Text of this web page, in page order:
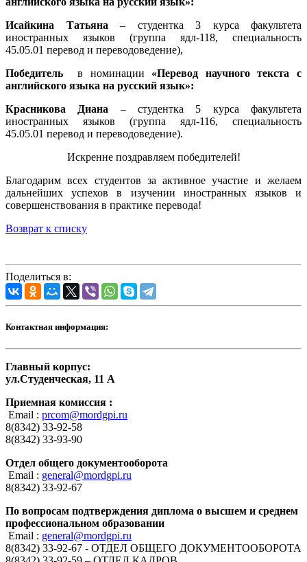
Исайкина Татьяна – студентка 3 курса факультета
иностранных языков (группа ядл-118, специальность
45.05.01 перевод и переводоведение),
Победитель
в номинации «Перевод научного текста с
английского языка на русский язык»:
Красникова Диана – студентка 5 курса факультета
иностранных языков (группа ядл-116, специальность
45.05.01 перевод и переводоведение).
Искренне поздравляем победителей!
Благодарим всех студентов за активное участие и желаем
дальнейших успехов в изучении иностранных языков и
совершенствования в практике перевода!
Возврат к списку
Поделиться в:
Контактная информация:
Главный корпус:
ул.Студенческая, 11 А
Приемная комиссия :
Email : prcom@mordgpi.ru
8(8342) 33-92-58
8(8342) 33-93-90
Отдел общего документооборота
Email : general@mordgpi.ru
8(8342) 33-92-67
По вопросам подтверждения диплома о высшем и среднем
профессиональном образовании
Email : general@mordgpi.ru
8(8342) 33-92-67 - ОТДЕЛ ОБЩЕГО ДОКУМЕНТООБОРОТА